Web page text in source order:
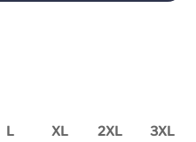
L XL 2XL
3XL